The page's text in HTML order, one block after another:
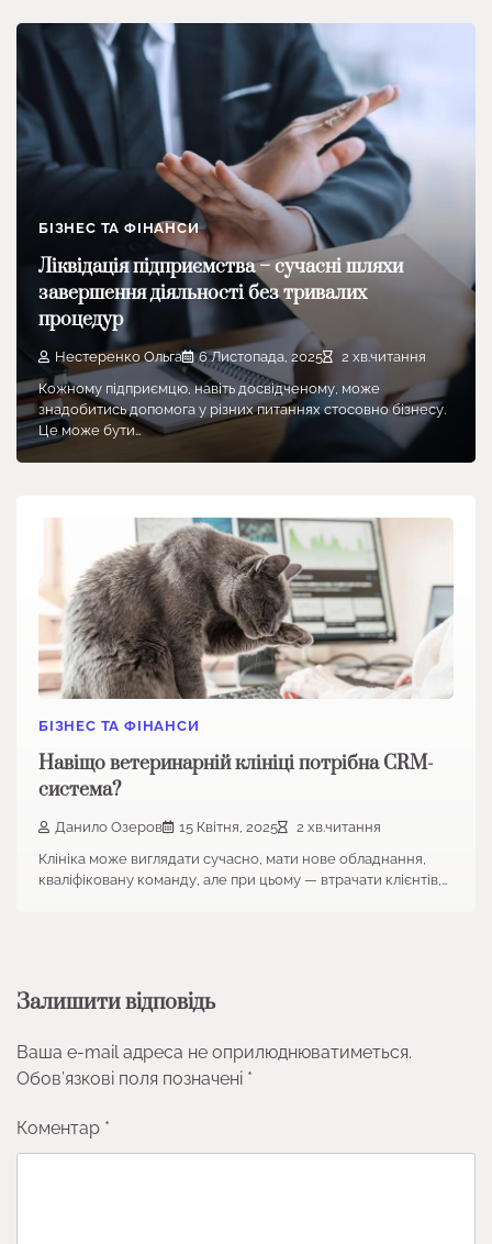
БІЗНЕС ТА ФІНАНСИ
Ліквідація підприємства – сучасні шляхи
завершення діяльності без тривалих
процедур
Нестеренко Ольга 6 Листопада, 2025
2 хв.читання
Кожному підприємцю, навіть досвідченому, може
знадобитись допомога у різних питаннях стосовно бізнесу.
Це може бути…
БІЗНЕС ТА ФІНАНСИ
Навіщо ветеринарній клініці потрібна CRM-
система?
Данило Озеров 15 Квітня, 2025
2 хв.читання
Клініка може виглядати сучасно, мати нове обладнання,
кваліфіковану команду, але при цьому — втрачати клієнтів,…
Залишити відповідь
Ваша e-mail адреса не оприлюднюватиметься.
Обов’язкові поля позначені *
Коментар *